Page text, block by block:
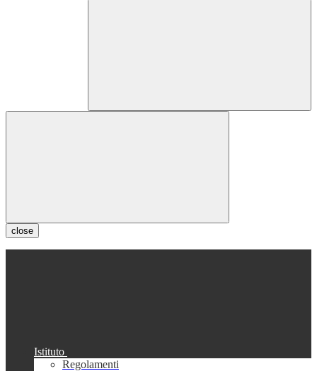
close
Istituto
Regolamenti